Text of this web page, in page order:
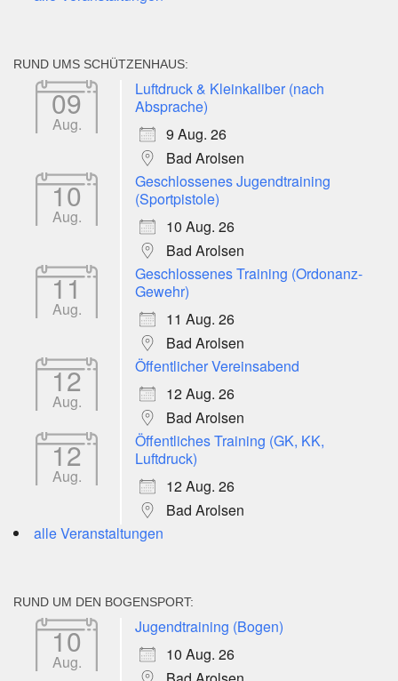
RUND UMS SCHÜTZENHAUS:
09
Aug.
Luftdruck & Kleinkaliber (nach
Absprache)
9 Aug. 26
Bad Arolsen
10
Aug.
Geschlossenes Jugendtraining
(Sportpistole)
10 Aug. 26
Bad Arolsen
11
Aug.
Geschlossenes Training (Ordonanz-
Gewehr)
11 Aug. 26
Bad Arolsen
12
Aug.
Öffentlicher Vereinsabend
12 Aug. 26
Bad Arolsen
12
Aug.
Öffentliches Training (GK, KK,
Luftdruck)
12 Aug. 26
Bad Arolsen
alle Veranstaltungen
RUND UM DEN BOGENSPORT:
10
Aug.
Jugendtraining (Bogen)
10 Aug. 26